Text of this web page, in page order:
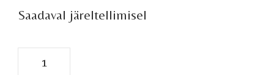
Saadaval järeltellimisel
Uinuvad